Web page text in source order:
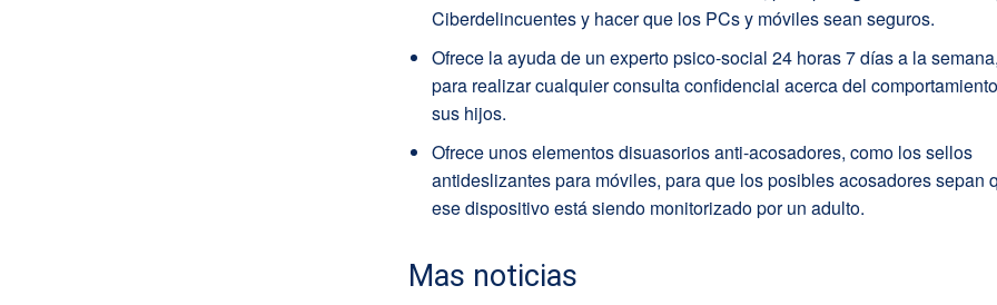
Ciberdelincuentes y hacer que los PCs y móviles sean seguros.
Ofrece la ayuda de un experto psico-social 24 horas 7 días a la semana,
para realizar cualquier consulta confidencial acerca del
sus hijos.
Ofrece unos elementos disuasorios anti-acosadores, como los sellos
antideslizantes para móviles, para que los posibles acosadores sepan
ese dispositivo está siendo monitorizado por un adulto.
Mas noticias